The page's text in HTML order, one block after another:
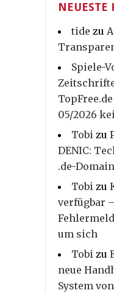
NEUESTE
tide zu
Spiele-
TopFree.de
05/2026
Tobi zu
DENIC:
.de-
Tobi zu
verfügbar
um sich
Tobi zu
neue
System